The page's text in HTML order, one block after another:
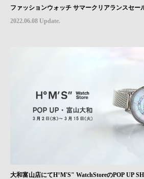
ファッションウォッチ サマークリアランスセー
2022.06.08 Update.
大和富山店にてH°M'S" WatchStoreのPOP UP